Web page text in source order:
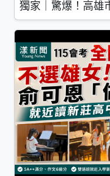
獨家｜驚爆！高雄